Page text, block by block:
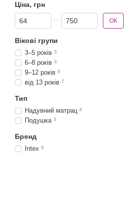
Ціна, грн
Від Ціна, грн
До Ціна, грн ОК
Вікові групи
3–5 років 3
6–8 років 3
9–12 років 6
від 13 років 7
Тип
Надувний матрац 4
Подушка 3
Бренд
Intex 6